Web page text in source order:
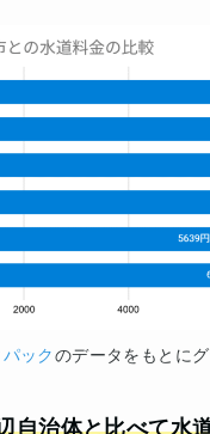
ックのデータをもとに
自治体と比べて水